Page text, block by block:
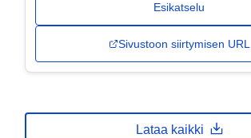
Esikatselu
Sivustoon siirtymisen URL
Lataa kaikki